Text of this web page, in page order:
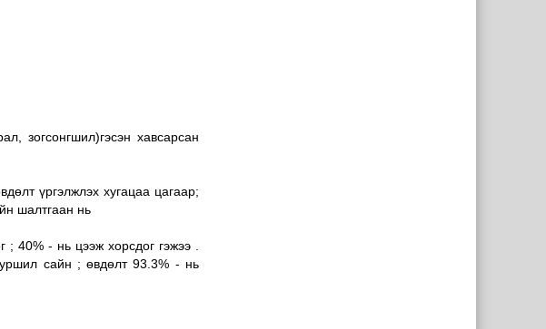
зогсонгшил)гэсэн хавсарсан
үргэлжлэх хугацаа цагаар;
шалтгаан нь
40% - нь цээж хорсдог гэжээ .
сайн ; өвдөлт 93.3% - нь